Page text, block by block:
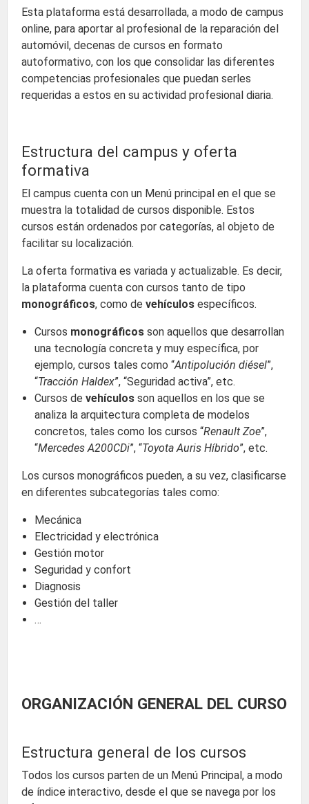
Esta plataforma está desarrollada, a modo de campus
online, para aportar al profesional de la reparación del
automóvil, decenas de cursos en formato
autoformativo, con los que consolidar las diferentes
competencias profesionales que puedan serles
requeridas a estos en su actividad profesional diaria.
Estructura del campus y oferta
formativa
El campus cuenta con un Menú principal en el que se
muestra la totalidad de cursos disponible. Estos
cursos están ordenados por categorías, al objeto de
facilitar su localización.
La oferta formativa es variada y actualizable. Es decir,
la plataforma cuenta con cursos tanto de tipo
monográficos, como de vehículos específicos.
Cursos monográficos son aquellos que desarrollan
una tecnología concreta y muy específica, por
ejemplo, cursos tales como “Antipolución diésel”,
“Tracción Haldex”, “Seguridad activa”, etc.
Cursos devehículos son aquellos en los que se
analiza la arquitectura completa de modelos
concretos, tales como los cursos “Renault Zoe”,
“Mercedes A200CDi”, “Toyota Auris Híbrido”, etc.
Los cursos monográficos pueden, a su vez, clasificarse
en diferentes subcategorías tales como:
Mecánica
Electricidad y electrónica
Gestión motor
Seguridad y confort
Diagnosis
Gestión del taller
…
ORGANIZACIÓN GENERAL DEL CURSO
Estructura general de los cursos
Todos los cursos parten de un Menú Principal, a modo
de índice interactivo, desde el que se navega por los